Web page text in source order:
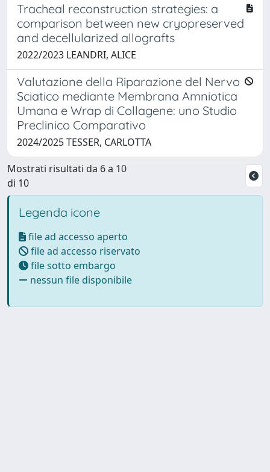
Tracheal reconstruction strategies: a
comparison between new cryopreserved
and decellularized allografts
2022/2023 LEANDRI, ALICE
Valutazione della Riparazione del Nervo
Sciatico mediante Membrana Amniotica
Umana e Wrap di Collagene: uno Studio
Preclinico Comparativo
2024/2025 TESSER, CARLOTTA
Mostrati risultati da 6 a 10
di 10
Legenda icone
file ad accesso aperto
file ad accesso riservato
file sotto embargo
nessun file disponibile